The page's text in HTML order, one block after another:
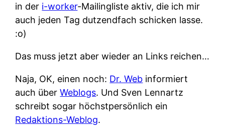
in der i-worker-Mailingliste aktiv, die ich mir
auch jeden Tag dutzendfach schicken lasse.
:o)
Das muss jetzt aber wieder an Links reichen…
Naja, OK, einen noch: Dr. Web informiert
auch überWeblogs. Und Sven Lennartz
schreibt sogar höchstpersönlich ein
Redaktions-Weblog.